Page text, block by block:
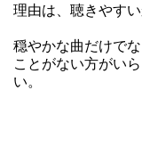
理由は、聴きやすい
穏やかな曲だけで
ことがない方がい
い。